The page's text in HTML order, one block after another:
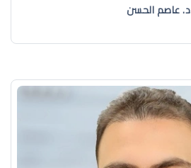
د. عاصم الحسن